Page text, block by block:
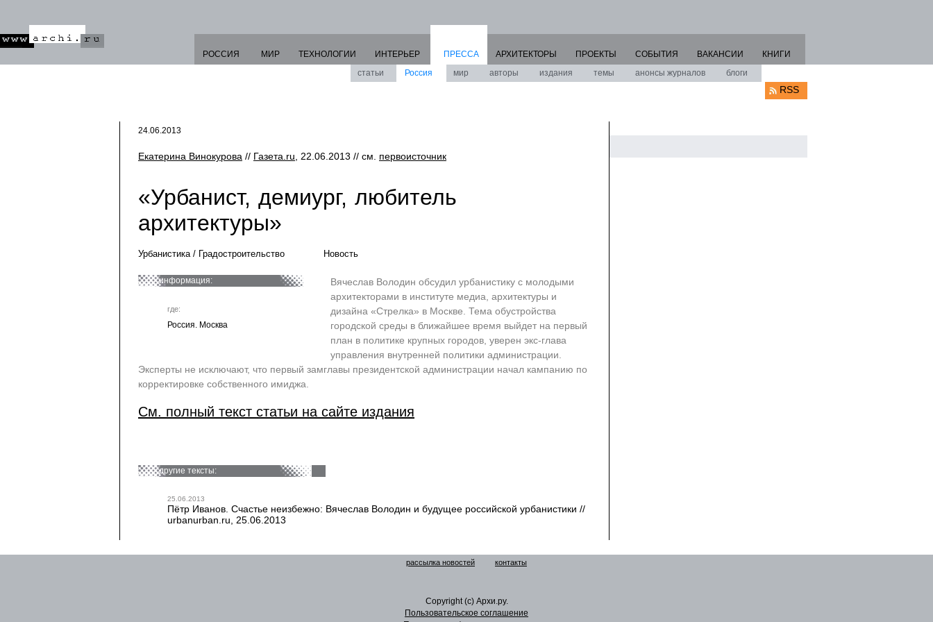
РОССИЯ МИР ТЕХНОЛОГИИ ИНТЕРЬЕР
ПРЕССА
статьи
Россия мир авторы издания темы анонсы журналов блоги
АРХИТЕКТОРЫ ПРОЕКТЫ СОБЫТИЯ ВАКАНСИИ КНИГИ
RSS
24.06.2013
Екатерина Винокурова // Газета.ru , 22.06.2013 // см. первоисточник
«Урбанист, демиург, любитель
архитектуры»
Урбанистика / Градостроительство Новость
информация:
где:
Россия. Москва
Вячеслав Володин обсудил урбанистику с молодыми
архитекторами в институте медиа, архитектуры и
дизайна «Стрелка» в Москве. Тема обустройства
городской среды в ближайшее время выйдет на первый
план в политике крупных городов, уверен экс-глава
управления внутренней политики администрации.
Эксперты не исключают, что первый замглавы президентской администрации начал кампанию по
корректировке собственного имиджа.
См. полный текст статьи на сайте издания
другие тексты:
25.06.2013
Пётр Иванов. Счастье неизбежно: Вячеслав Володин и будущее российской урбанистики //
urbanurban.ru, 25.06.2013
рассылка новостей контакты
Copyright (c) Архи.ру.
Пользовательское соглашение